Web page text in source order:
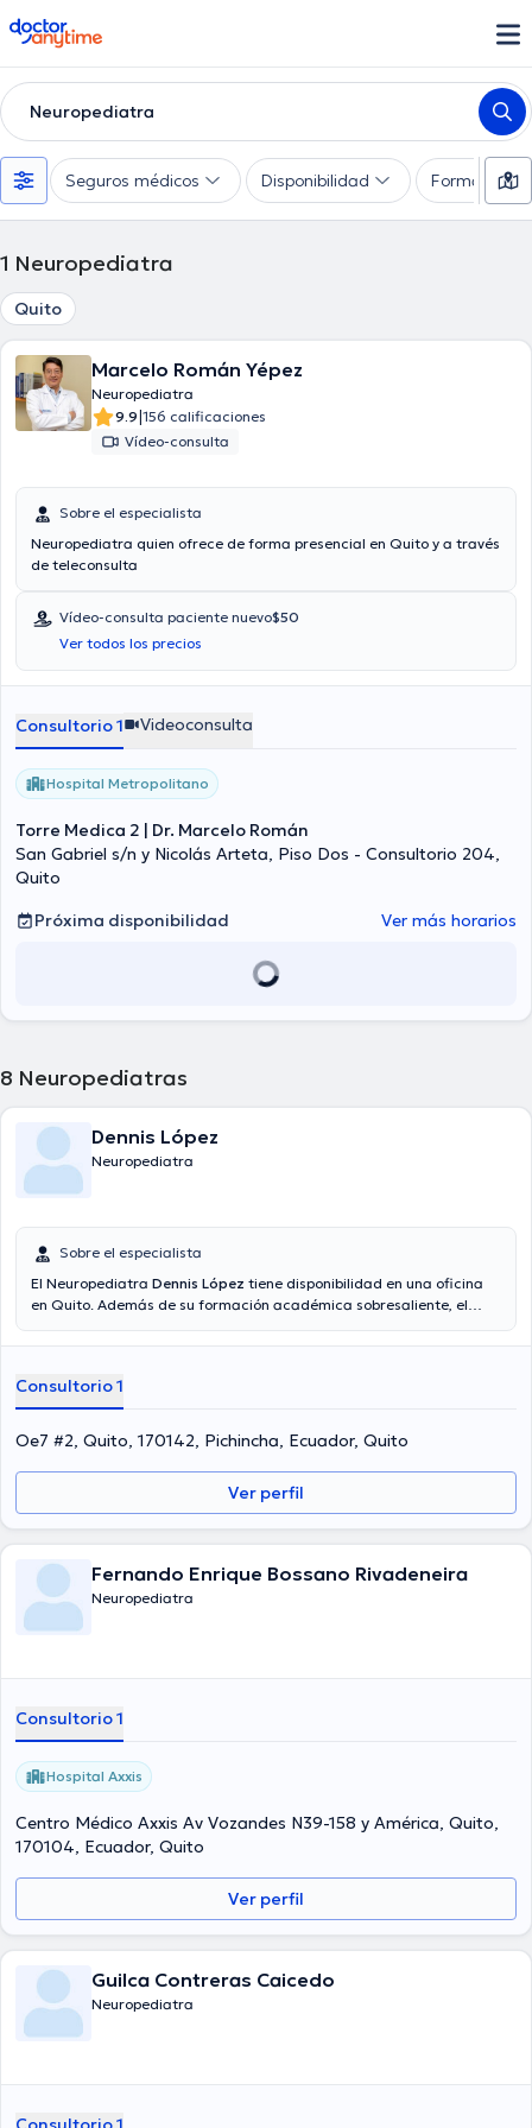
doctoranytime
Neuropediatra
Seguros médicos Disponibilidad Formas de
1 Neuropediatra
Quito
Marcelo Román Yépez
Neuropediatra
9.9|156 calificaciones
Vídeo-consulta
Sobre el especialista
Neuropediatra quien ofrece de forma presencial en Quito y a través
de teleconsulta
Vídeo-consulta paciente nuevo$50
Ver todos los precios
Consultorio 1 Videoconsulta
Hospital Metropolitano
Torre Medica 2 | Dr. Marcelo Román
San Gabriel s/n y Nicolás Arteta, Piso Dos - Consultorio 204,
Quito
Próxima disponibilidad
Ver más horarios
8 Neuropediatras
Dennis López
Neuropediatra
Sobre el especialista
El Neuropediatra Dennis López tiene disponibilidad en una oficina
en Quito. Además de su formación académica sobresaliente, el
El profesional de la salud cuenta con muchos años de experiencia
miembro de diversas asociaciones médicas. Dennis López ha
contribuido en incontables conferencias con el objetivo de tener una
formación continua en su ámbito de especialización y ha difundido
diversas publicaciones.
Consultorio 1
Oe7 #2, Quito, 170142, Pichincha, Ecuador, Quito
Ver perfil
Fernando Enrique Bossano Rivadeneira
Neuropediatra
Consultorio 1
Hospital Axxis
Centro Médico Axxis Av Vozandes N39-158 y América, Quito,
170104, Ecuador, Quito
Ver perfil
Guilca Contreras Caicedo
Neuropediatra